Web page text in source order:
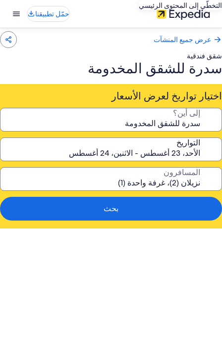
التخطّي إلى المحتوى الرئيسي
حمّل تطبيقنا
عرض جميع المنشآت
شقق فندقية
سدرة للشقق المخدومة
اختيار تواريخ لعرض الأسعار
إلى أين؟
التواريخ
المسافرون
بحث